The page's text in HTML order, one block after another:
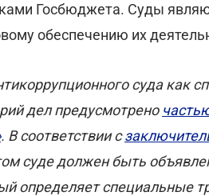
Госбюджета. Суды
обеспечению их
суда как
дел предусмотрено
. В соответствии с
суде должен быть
определяет специальные